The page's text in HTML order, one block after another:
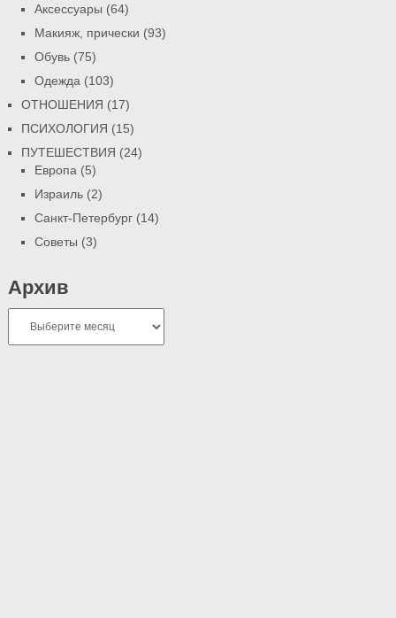
Аксессуары (64)
Макияж, прически (93)
Обувь(75)
Одежда (103)
ОТНОШЕНИЯ (17)
ПСИХОЛОГИЯ (15)
ПУТЕШЕСТВИЯ (24)
Европа (5)
Израиль(2)
Санкт-Петербург(14)
Советы (3)
Архив